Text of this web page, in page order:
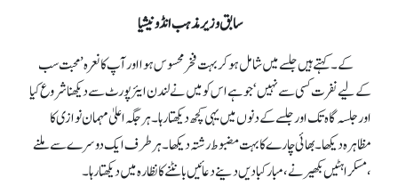
سابق وزیر مذہب انڈونیشیا
کے۔ کہتے ہیں جلسےمیں شامل ہو کر بہت فخر محسوس ہوا اور آپ کا نعرہ ’محبت سب
کے لیے نفرت کسی سے نہیں‘ جو ہے اس کو میں نے لندن ایئر پورٹ سے دیکھنا شروع کیا
اور جلسہ گاہ تک اور جلسےکے دنوں میں یہی کچھ دیکھتا رہا۔ ہر جگہ اعلیٰ مہمان نوازی کا
مظاہرہ دیکھا۔ بھائی چارے کا بہت مضبوط رشتہ دیکھا۔ ہر طرف ایک دوسرے سے ملنے
،مسکراہٹیں بکھیرنے،مبارکبادیں دینے دعائیں بانٹنے کا نظارہ میں دیکھتا رہا۔